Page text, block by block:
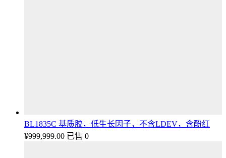
BL1835C 基质胶，低生长因子，不含LDEV，含酚红
¥999,999.00 已售 0